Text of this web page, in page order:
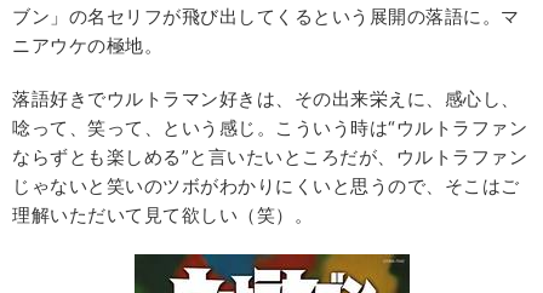
ブン」の名セリフが飛び出してくるという展開の落語に。マ
ニアウケの極地。
落語好きでウルトラマン好きは、その出来栄えに、感心し、
唸って、笑って、という感じ。こういう時は“ウルトラファン
ならずとも楽しめる”と言いたいところだが、ウルトラファン
じゃないと笑いのツボがわかりにくいと思うので、そこはご
理解いただいて見て欲しい（笑）。